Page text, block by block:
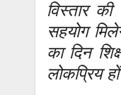
विस्तार
सहयोग
का दिन
लोकप्रिय